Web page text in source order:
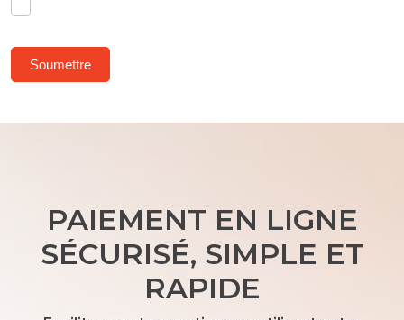
Soumettre
PAIEMENT EN LIGNE
SÉCURISÉ, SIMPLE ET
RAPIDE